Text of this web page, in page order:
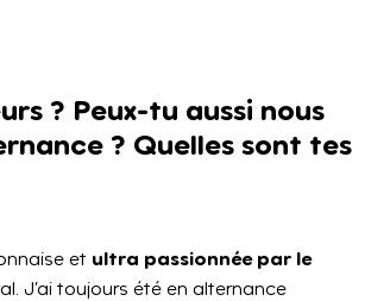
? Peux-tu aussi nous
? Quelles sont tes
et ultra passionnée par le
J’ai toujours été en alternance